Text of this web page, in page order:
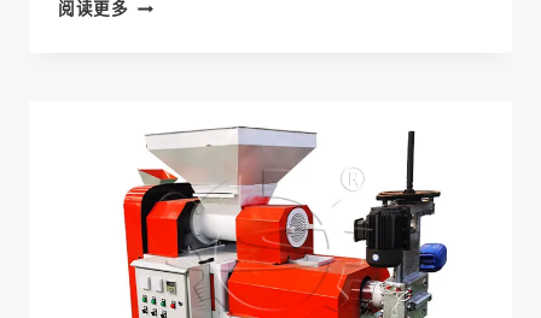
阅读更多